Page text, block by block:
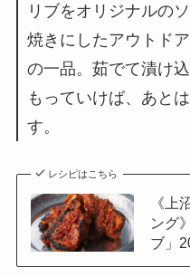
リブをオリジナルの
焼きにしたアウトド
の一品。茹でて漬け
もっていけば、あと
す。
レシピはこちら
《上
ング
ブ」